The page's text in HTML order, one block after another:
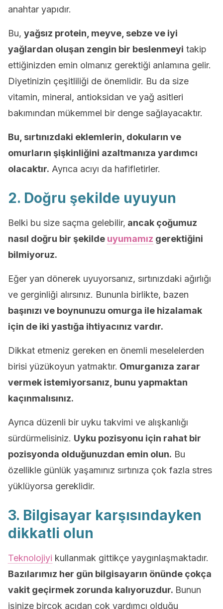
anahtar yapıdır.
Bu, yağsız protein, meyve, sebze ve iyi
yağlardan oluşan zengin bir beslenmeyi takip
ettiğinizden emin olmanız gerektiği anlamına gelir.
Diyetinizin çeşitliliği de önemlidir. Bu da size
vitamin, mineral, antioksidan ve yağ asitleri
bakımından mükemmel bir denge sağlayacaktır.
Bu, sırtınızdaki eklemlerin, dokuların ve
omurların şişkinliğini azaltmanıza yardımcı
olacaktır. Ayrıca acıyı da hafifletirler.
2. Doğru şekilde uyuyun
Belki bu size saçma gelebilir, ancak çoğumuz
nasıl doğru bir şekilde uyumamız gerektiğini
bilmiyoruz.
Eğer yan dönerek uyuyorsanız, sırtınızdaki ağırlığı
ve gerginliği alırsınız. Bununla birlikte, bazen
başınızı ve boynunuzu omurga ile hizalamak
için de iki yastığa ihtiyacınız vardır.
Dikkat etmeniz gereken en önemli meselelerden
birisi yüzükoyun yatmaktır. Omurganıza zarar
vermek istemiyorsanız, bunu yapmaktan
kaçınmalısınız.
Ayrıca düzenli bir uyku takvimi ve alışkanlığı
sürdürmelisiniz. Uyku pozisyonu için rahat bir
pozisyonda olduğunuzdan emin olun. Bu
özellikle günlük yaşamınız sırtınıza çok fazla stres
yüklüyorsa gereklidir.
3. Bilgisayar karşısındayken
dikkatli olun
Teknolojiyi kullanmak gittikçe yaygınlaşmaktadır.
Bazılarımız her gün bilgisayarın önünde çokça
vakit geçirmek zorunda kalıyoruzdur. Bunun
işinize birçok açıdan çok yardımcı olduğu